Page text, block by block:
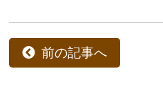
前の記事へ